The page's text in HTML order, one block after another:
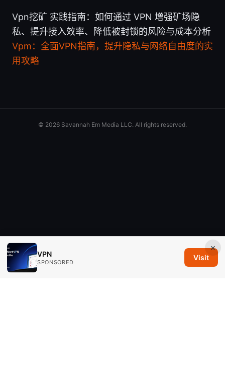
Vpn挖矿 实践指南：如何通过 VPN 增强矿场隐
私、提升接入效率、降低被封锁的风险与成本分析
Vpm：全面VPN指南，提升隐私与网络自由度的实
用攻略
×
VPN
SPONSORED
Visit
© 2026 Savannah Em Media LLC. All rights reserved.